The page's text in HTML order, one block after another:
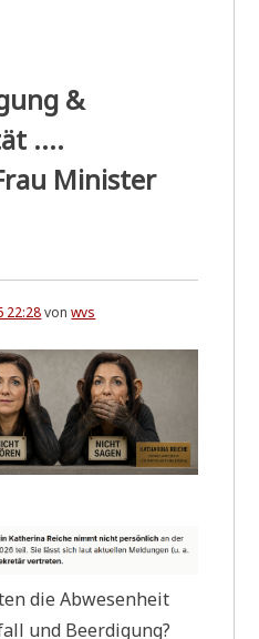
&
....
Minister
22:28vonwvs
die Abwe­sen­heit
und Beer­di­gung?